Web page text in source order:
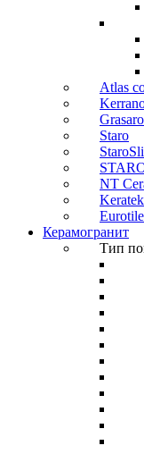
Atlas
Grasaro
Staro
NT
Eurotile
Керамогранит
Тип